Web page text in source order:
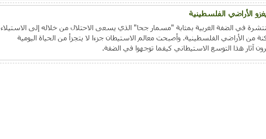
الأراضي الفلسطينية
في الضفة الغربية بمثابة "مسمار جحا" الذي يسعى الاحتلال من خلاله إلى الاستيلاء
من الأراضي الفلسطينية. وأصبحت معالم الاستيطان جزءا لا يتجزأ من الحياة اليومية
آثار هذا التوسع الاستيطاني كيفما توجهوا في الضفة.